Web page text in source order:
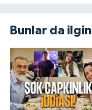
Bunlar da